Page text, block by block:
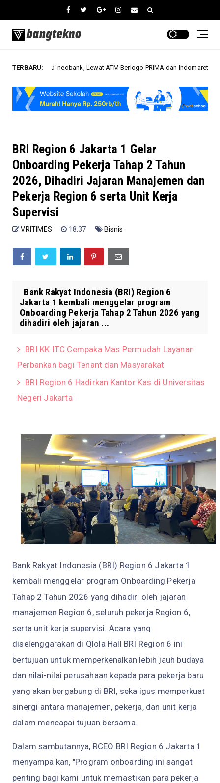
TERBARU:
di neobank, Lewat ATM Berlogo PRIMA dan Indomaret Bisnis
BRI Region 6 Jakarta 1 Gelar
Onboarding Pekerja Tahap 2 Tahun
2026, Dihadiri Jajaran Manajemen dan
Pekerja Region 6 serta Unit Kerja
Supervisi
VRITIMES 18:37 Bisnis
Bank Rakyat Indonesia (BRI) Region 6
Jakarta 1 kembali menggelar program
Onboarding Pekerja Tahap 2 Tahun 2026 yang
dihadiri oleh jajaran ...
BRI KK ITC Cempaka Mas Permudah Layanan
Perbankan bagi Tenant dan Masyarakat
BRI Region 6 Hadirkan Kantor Kas di Universitas
Negeri Jakarta
Bank Rakyat Indonesia (BRI) Region 6 Jakarta 1
kembali menggelar program Onboarding Pekerja
Tahap 2 Tahun 2026 yang dihadiri oleh jajaran
manajemen Region 6, seluruh pekerja Region 6,
serta unit kerja supervisi. Acara yang
diselenggarakan di Qlola Hall BRI Region 6 ini
bertujuan untuk memperkenalkan lebih jauh budaya
dan nilai-nilai perusahaan kepada para pekerja baru
yang akan bergabung di BRI, sekaligus memperkuat
sinergi antara manajemen, pekerja, dan unit kerja
dalam mencapai tujuan bersama.
Dalam sambutannya, RCEO BRI Region 6 Jakarta 1
menyampaikan, "Program onboarding ini sangat
penting bagi kami untuk memastikan para pekerja